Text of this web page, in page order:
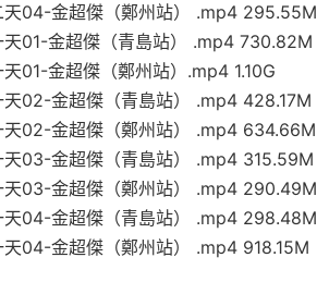
天04-金超傑（鄭州站） .mp4 295.55M
天01-金超傑（青島站） .mp4 730.82M
01-金超傑（鄭州站）.mp4 1.10G
02-金超傑（青島站） .mp4 428.17M
天02-金超傑（鄭州站） .mp4 634.66M
天03-金超傑（青島站） .mp4 315.59M
天03-金超傑（鄭州站） .mp4 290.49M
天04-金超傑（青島站） .mp4 298.48M
04-金超傑（鄭州站） .mp4 918.15M